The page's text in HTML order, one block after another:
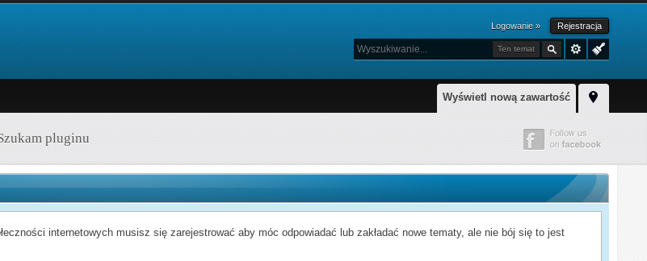
Logowanie » Rejestracja
Ten temat
Wyświetl nową zawartość
pluginu
internetowych musisz się zarejestrować aby móc odpowiadać lub zakładać nowe tematy, ale nie bój się to jest